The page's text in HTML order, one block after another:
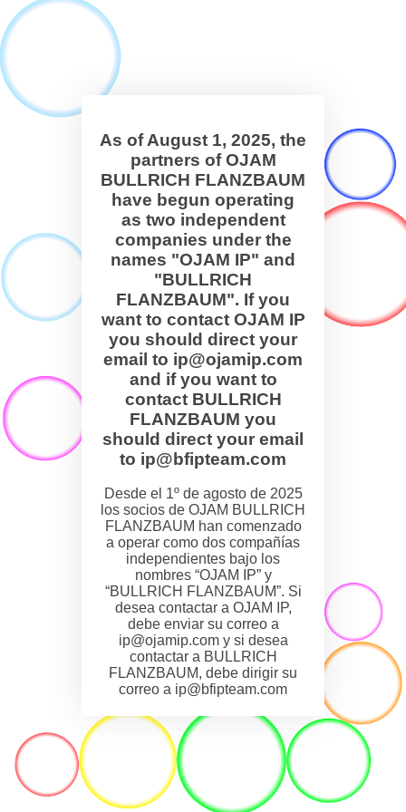
As of August 1, 2025, the
partners of OJAM
BULLRICH FLANZBAUM
have begun operating
as two independent
companies under the
names "OJAM IP" and
"BULLRICH
FLANZBAUM". If you
want to contact OJAM IP
you should direct your
email to ip@ojamip.com
and if you want to
contact BULLRICH
FLANZBAUM you
should direct your email
to ip@bfipteam.com
Desde el 1º de agosto de 2025
los socios de OJAM BULLRICH
FLANZBAUM han comenzado
a operar como dos compañías
independientes bajo los
nombres “OJAM IP” y
“BULLRICH FLANZBAUM”. Si
desea contactar a OJAM IP,
debe enviar su correo a
ip@ojamip.com y si desea
contactar a BULLRICH
FLANZBAUM, debe dirigir su
correo a ip@bfipteam.com